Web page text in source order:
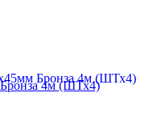
4м (ШТх4)